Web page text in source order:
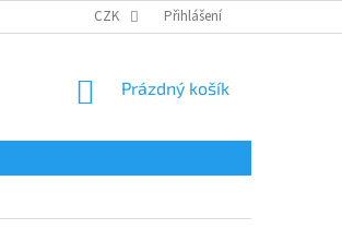
OBCHODNÍ PODMÍNKY OCHRANA OSOBNÍCH
CZK Přihlášení
NÁKUPNÍ
Prázdný košík